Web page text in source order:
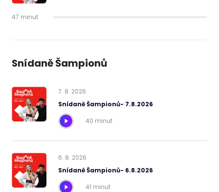
47 minut
Snídaně Šampionů
7. 8. 2026
Snídaně Šampionů- 7.8.2026
40 minut
6. 8. 2026
Snídaně Šampionů- 6.8.2026
41 minut